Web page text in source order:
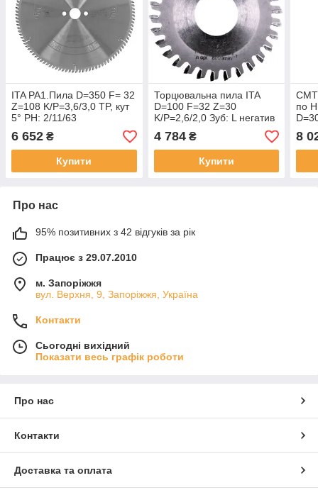
ITA PA1.Пила D=350 F= 32
Z=108 K/P=3,6/3,0 TP, кут
5° PH: 2/11/63
алюміній/PCV
6 652 ₴
Купити
Торцювальна пила ITA
D=100 F=32 Z=30
K/P=2,6/2,0 Зуб: L негатив
-10° Brandt
4 784₴
Купити
по
K/
8
Про нас
95% позитивних з 42 відгуків за рік
Працює з 29.07.2010
м. Запоріжжя
вул. Верхня, 9, Запоріжжя, Україна
Контакти
Сьогодні вихідний
Показати весь графік роботи
Про нас
Контакти
Доставка та оплата